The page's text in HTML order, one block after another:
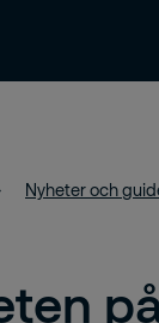
Nyheter och